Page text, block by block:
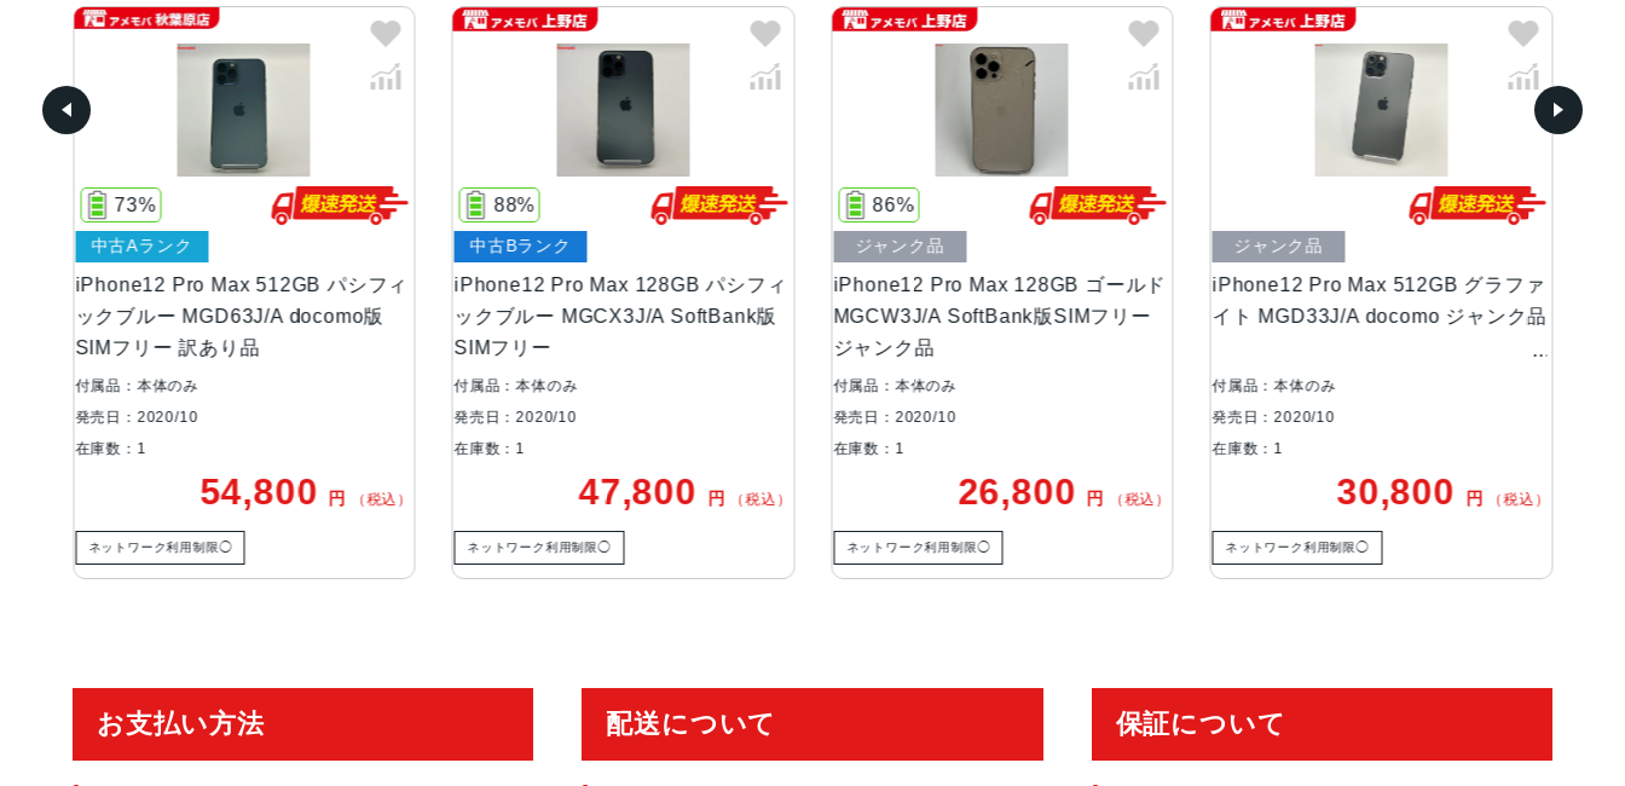
カラー Gold, Graphite, Pacific Blue, Silver
スマートフォン, ワイヤレス充電, 急速充電可能, 有機ELディスプレイ, 防滴
RAM
保護 耐指紋撥油コーティング, 防塵, 防水, 防滴
認証機能 顔認証
搭載センサー
ジャイロセンサー, デジタルコンパス, 加速度計, 周囲光センサー, 気圧センサー, 近
接センサー
SIMスロット数 シングルSIMスロット+eSIM
前面カメラ解像度 1,200万画素
画面サイズ 6.7インチ
パシフィ
版
iPhone12 Pro Max 128GB パシフィ
ックブルー MGCX3J/A SoftBank版
SIMフリー
中古Bランク
付属品：本体のみ
発売日：2020/10
47,800
ネットワーク利用制限◯
iPhone12 Pro Max 128GB ゴールド
MGCW3J/A SoftBank版SIMフリー
ジャンク品
ジャンク品
付属品：本体のみ
発売日：2020/10
26,800
ネットワーク利用制限◯
iPhone12 Pro Max 512GB グラファ
イト MGD33J/A docomo ジャンク品
ジャンク品
付属品：本体のみ
発売日：2020/10
30,800
ネットワーク利用制限◯
iPhone12 Pro Max 128GB パシフ
ックブルー MGCX3J/A SoftBank版
中古Aランク
付属品：本体のみ
発売日：2020/10
44,800
ネットワーク利用制限－
お支払い方法 配送について 保証について